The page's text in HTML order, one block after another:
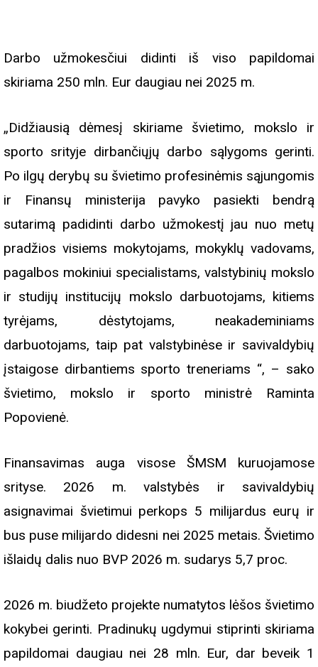
Darbo užmokesčiui didinti iš viso papildomai
skiriama 250 mln. Eur daugiau nei 2025 m.
„Didžiausią dėmesį skiriame švietimo, mokslo ir
sporto srityje dirbančiųjų darbo sąlygoms gerinti.
Po ilgų derybų su švietimo profesinėmis sąjungomis
ir Finansų ministerija pavyko pasiekti bendrą
sutarimą padidinti darbo užmokestį jau nuo metų
pradžios visiems mokytojams, mokyklų vadovams,
pagalbos mokiniui specialistams, valstybinių mokslo
ir studijų institucijų mokslo darbuotojams, kitiems
tyrėjams, dėstytojams, neakademiniams
darbuotojams, taip pat valstybinėse ir savivaldybių
įstaigose dirbantiems sporto treneriams “, – sako
švietimo, mokslo ir sporto ministrė Raminta
Popovienė.
Finansavimas auga visose ŠMSM kuruojamose
srityse. 2026 m. valstybės ir savivaldybių
asignavimai švietimui perkops 5 milijardus eurų ir
bus puse milijardo didesni nei 2025 metais. Švietimo
išlaidų dalis nuo BVP 2026 m. sudarys 5,7 proc.
2026 m. biudžeto projekte numatytos lėšos švietimo
kokybei gerinti. Pradinukų ugdymui stiprinti skiriama
papildomai daugiau nei 28 mln. Eur, dar beveik 1